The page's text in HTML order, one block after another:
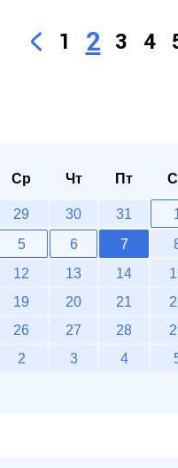
1 2 3 4
Ср Чт Пт
29 30 31
5 6 7
12 13 14
19 20 21
26 27 28
2 3 4